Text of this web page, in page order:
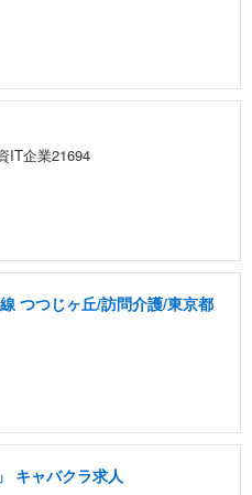
IT企業21694
つつじヶ丘/訪問介護/東京都
キャバクラ求人